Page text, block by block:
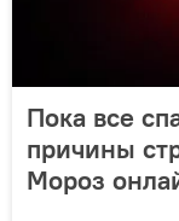
Пока все
причины
Мороз